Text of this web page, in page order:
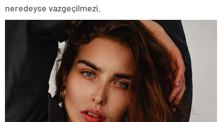
neredeyse vazgeçilmezi.